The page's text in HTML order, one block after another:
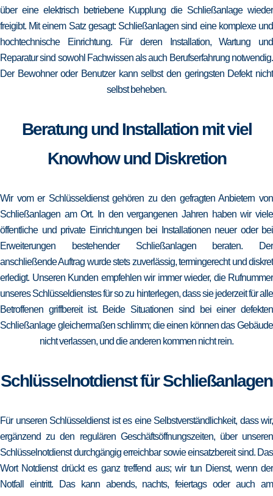
über eine elektrisch betriebene Kupplung die Schließanlage wieder
freigibt. Mit einem Satz gesagt: Schließanlagen sind eine komplexe und
hochtechnische Einrichtung. Für deren Installation, Wartung und
Reparatur sind sowohl Fachwissen als auch Berufserfahrung notwendig.
Der Bewohner oder Benutzer kann selbst den geringsten Defekt nicht
selbst beheben.
Beratung und Installation mit viel
Knowhow und Diskretion
Wir vom er Schlüsseldienst gehören zu den gefragten Anbietern von
Schließanlagen am Ort. In den vergangenen Jahren haben wir viele
öffentliche und private Einrichtungen bei Installationen neuer oder bei
Erweiterungen bestehender Schließanlagen beraten. Der
anschließende Auftrag wurde stets zuverlässig, termingerecht und diskret
erledigt. Unseren Kunden empfehlen wir immer wieder, die Rufnummer
unseres Schlüsseldienstes für so zu hinterlegen, dass sie jederzeit für alle
Betroffenen griffbereit ist. Beide Situationen sind bei einer defekten
Schließanlage gleichermaßen schlimm; die einen können das Gebäude
nicht verlassen, und die anderen kommen nicht rein.
Schlüsselnotdienst für Schließanlagen
Für unseren Schlüsseldienst ist es eine Selbstverständlichkeit, dass wir,
ergänzend zu den regulären Geschäftsöffnungszeiten, über unseren
Schlüsselnotdienst durchgängig erreichbar sowie einsatzbereit sind. Das
Wort Notdienst drückt es ganz treffend aus; wir tun Dienst, wenn der
Notfall eintritt. Das kann abends, nachts, feiertags oder auch am